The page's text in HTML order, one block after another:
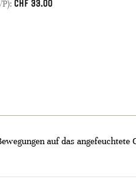
CHF 33.00
auf das